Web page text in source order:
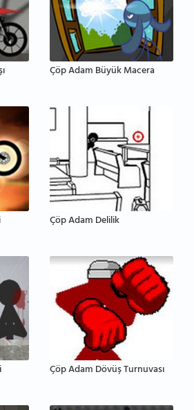
Çöp Adam Büyük Macera
Çöp Adam Delilik
Çöp Adam Dövüş Turnuvası